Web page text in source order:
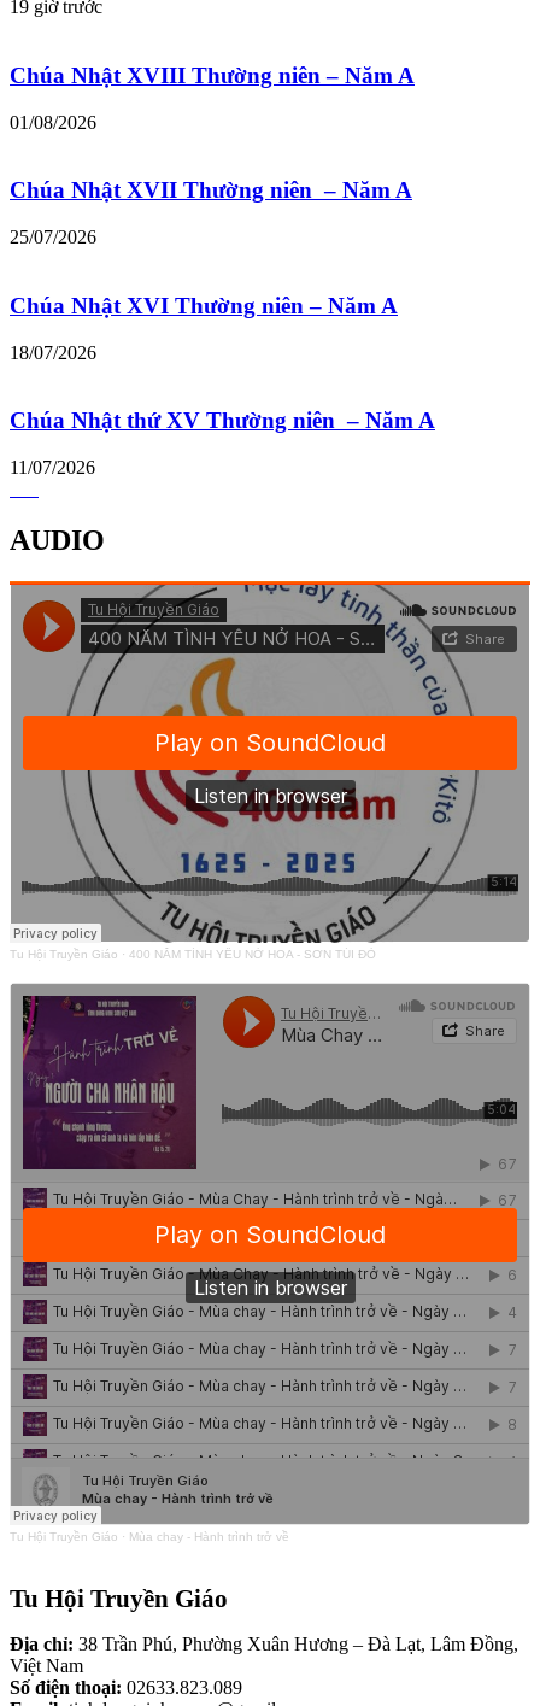
19 giờ trước
Chúa Nhật XVIII Thường niên – Năm A
01/08/2026
Chúa Nhật XVII Thường niên – Năm A
25/07/2026
Chúa Nhật XVI Thường niên – Năm A
18/07/2026
Chúa Nhật thứ XV Thường niên – Năm A
11/07/2026
AUDIO
Tu Hội Truyền Giáo · 400 NĂM TÌNH YÊU NỞ HOA - SƠN TÚI ĐỎ
Tu Hội Truyền Giáo · Mùa chay - Hành trình trở về
Tu Hội Truyền Giáo
Địa chỉ: 38 Trần Phú, Phường Xuân Hương – Đà Lạt, Lâm Đồng,
Việt Nam
Số điện thoại: 02633.823.089